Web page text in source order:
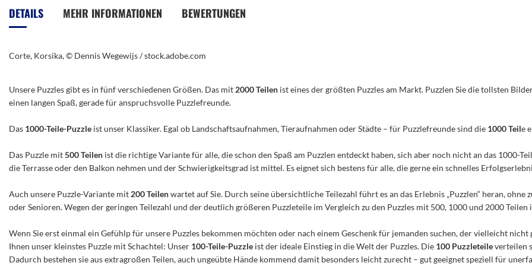
Bildergalerie
springen
DETAILS
Corte, Korsika, © Dennis Wegewijs / stock.adobe.com
MEHR INFORMATIONEN BEWERTUNGEN
Unsere Puzzles gibt es in fünf verschiedenen Größen. Das mit 2000 Teilen ist eines der größten Puzzles am Markt. Puzzlen Sie die tollsten
einen langen Spaß, gerade für anspruchsvolle Puzzlefreunde.
Das 1000-Teile-Puzzle ist unser Klassiker. Egal ob Landschaftsaufnahmen, Tieraufnahmen oder Städte – für Puzzlefreunde sind die 1000 Teile
Das Puzzle mit500 Teilen ist die richtige Variante für alle, die schon den Spaß am Puzzlen entdeckt haben, sich aber noch nicht an das 1000-
die Terrasse oder den Balkon nehmen und der Schwierigkeitsgrad ist mittel. Es eignet sich bestens für alle, die gerne ein schnelles
Auch unsere Puzzle-Variante mit 200 Teilenwartet auf Sie. Durch seine übersichtliche Teilezahl führt es an das Erlebnis „Puzzlen“ heran,
oder Senioren. Wegen der geringen Teilezahl und der deutlich größeren Puzzleteile im Vergleich zu den Puzzles mit 500, 1000 und 2000 Teilen
Wenn Sie erst einmal ein Gefühlp für unsere Puzzles bekommen möchten oder nach einem Geschenk für jemanden suchen, der vielleicht
Ihnen unser kleinstes Puzzle mit Schachtel: Unser 100-Teile-Puzzle ist der ideale Einstieg in die Welt der Puzzles. Die 100 Puzzleteileverteilen
Dadurch bestehen sie aus extragroßen Teilen, auch ungeübte Hände kommend damit besonders leicht zurecht – gut geeignet speziell für